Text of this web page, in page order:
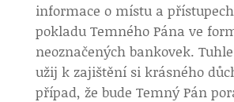
informace o místu a
pokladu Temného Pána ve
neoznačených bankovek.
užij k zajištění si krásného
případ, že bude Temný Pán